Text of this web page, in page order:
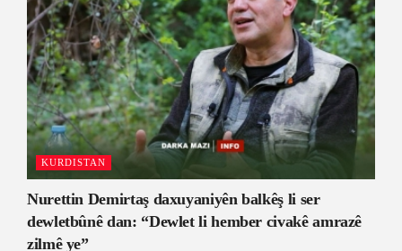
KURDISTAN
Nurettin Demirtaş daxuyaniyên balkêş li ser
dewletbûnê dan: “Dewlet li hember civakê amrazê
zilmê ye”